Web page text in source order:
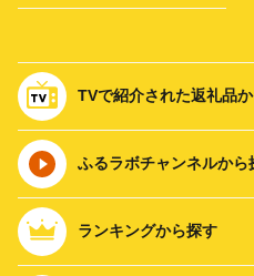
TVで紹介された返礼品
ふるラボチャンネルから
ランキングから探す